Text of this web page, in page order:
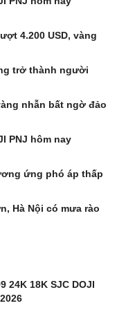
4.200 USD, vàng
trở thành người
nhẫn bất ngờ đảo
PNJ hôm nay
ứng phó áp thấp
Hà Nội có mưa rào
24K 18K SJC DOJI